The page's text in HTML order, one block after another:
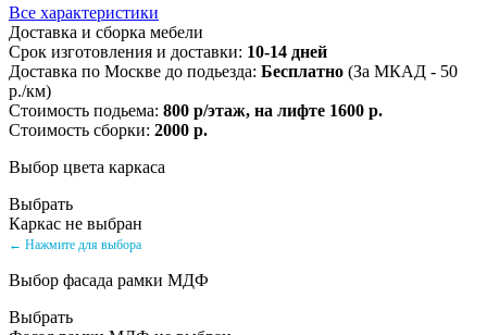
Все характеристики
Доставка и сборка мебели
Срок изготовления и доставки: 10-14 дней
Доставка по Москве до подьезда: Бесплатно (За МКАД - 50
р./км)
Стоимость подьема: 800 р/этаж, на лифте 1600 р.
Стоимость сборки: 2000 р.
Выбор цвета каркаса
Выбрать
Каркас не выбран
← Нажмите для выбора
Выбор фасада рамки МДФ
Выбрать